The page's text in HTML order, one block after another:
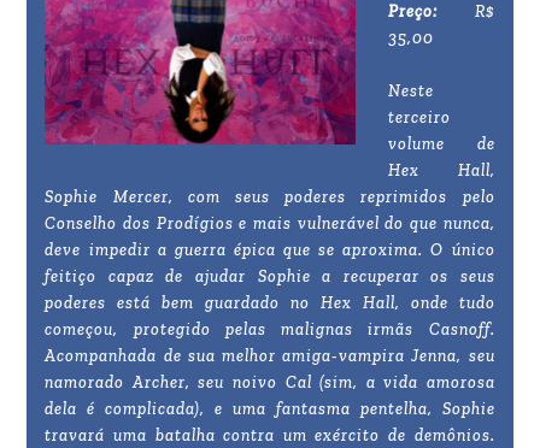
Preço: R$
35,00
Neste
terceiro
volume de
Hex Hall,
Sophie Mercer, com seus poderes reprimidos pelo
Conselho dos Prodígios e mais vulnerável do que nunca,
deve impedir a guerra épica que se aproxima. O único
feitiço capaz de ajudar Sophie a recuperar os seus
poderes está bem guardado no Hex Hall, onde tudo
começou, protegido pelas malignas irmãs Casnoff.
Acompanhada de sua melhor amiga-vampira Jenna, seu
namorado Archer, seu noivo Cal (sim, a vida amorosa
dela é complicada), e uma fantasma pentelha, Sophie
travará uma batalha contra um exército de demônios.